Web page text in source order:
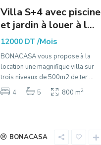
Villa S+4 avec piscine
et jardin à louer à l...
12000 DT/Mois
BONACASA vous propose à la
location une magnifique villa sur
trois niveaux de 500m2 de ter...
4
5 800 m2
BONACASA